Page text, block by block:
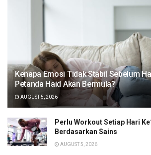
Kenapa Emosi Tidak Stabil Sebelum
Petanda Haid Akan Bermula?
AUGUST 5, 2026
Perlu Workout Setiap Hari
Berdasarkan Sains
AUGUST 5, 2026